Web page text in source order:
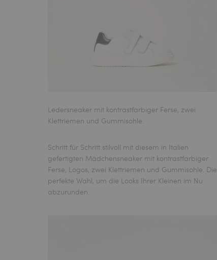
Ledersneaker mit kontrastfarbiger Ferse, zwei
Klettriemen und Gummisohle.
Schritt für Schritt stilvoll mit diesem in Italien
gefertigten Mädchensneaker mit kontrastfarbiger
Ferse, Logos, zwei Klettriemen und Gummisohle. Die
perfekte Wahl, um die Looks Ihrer Kleinen im Nu
abzurunden.